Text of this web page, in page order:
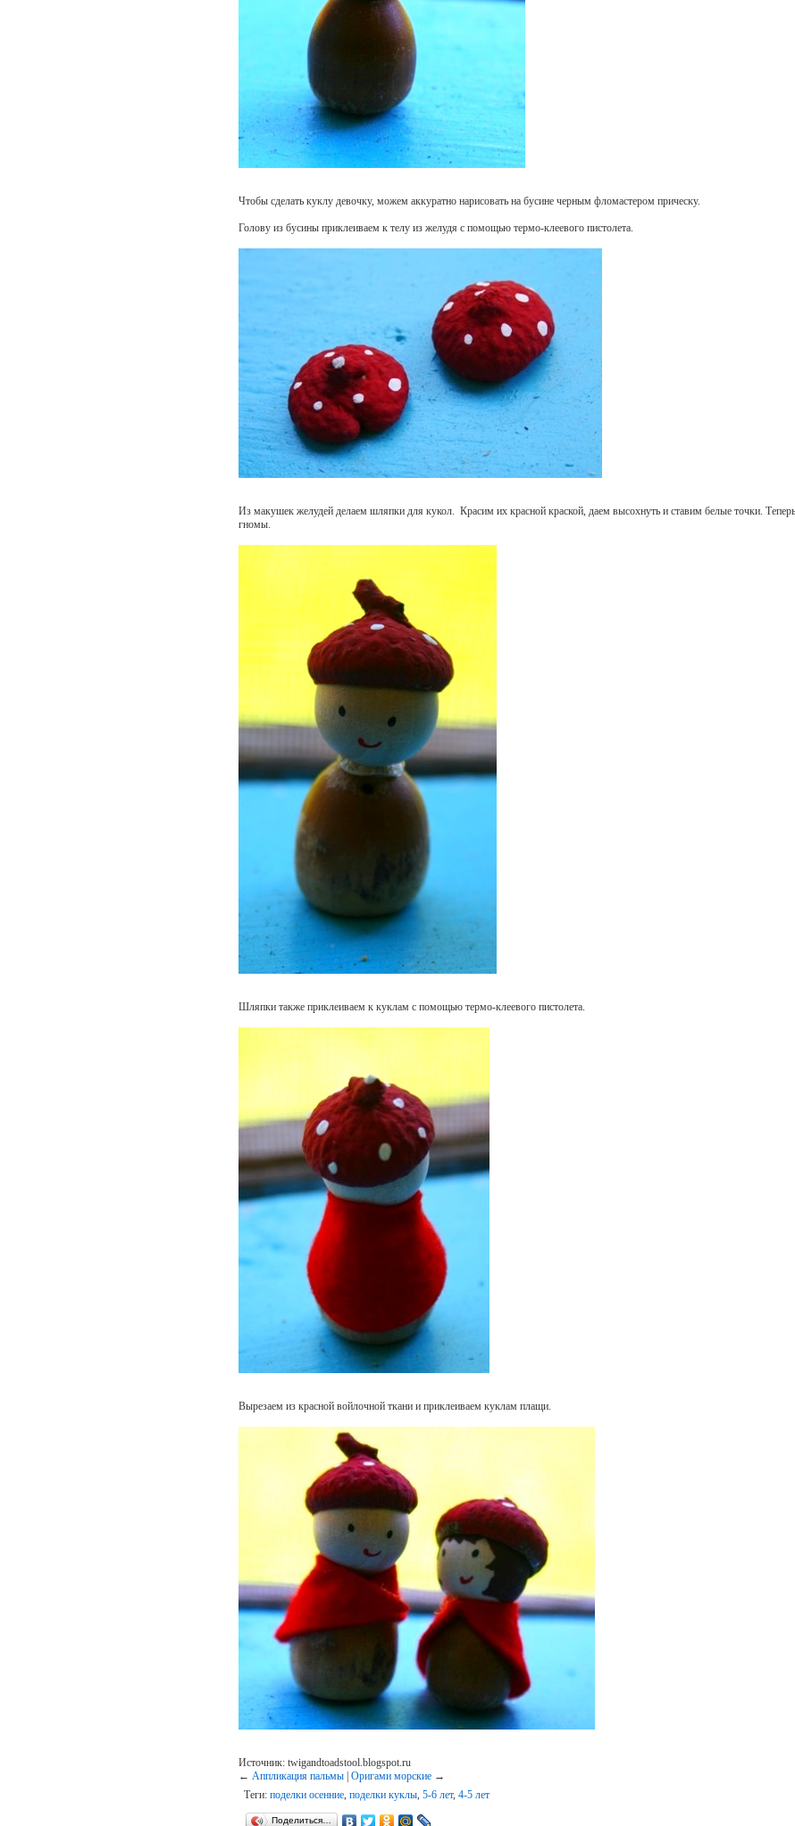
Чтобы сделать куклу девочку, можем аккуратно нарисовать на бусине черным фломастером прическу.
Голову из бусины приклеиваем к телу из желудя с помощью термо-клеевого пистолета.
Из макушек желудей делаем шляпки для кукол. Красим их красной краской, даем высохнуть и ставим белые точки.
гномы.
Шляпки также приклеиваем к куклам с помощью термо-клеевого пистолета.
Вырезаем из красной войлочной ткани и приклеиваем куклам плащи.
Источник: twigandtoadstool.blogspot.ru
←Аппликация пальмы |Оригами морские →
Теги:поделки осенние,поделки куклы,5-6 лет,4-5 лет
Поделиться…